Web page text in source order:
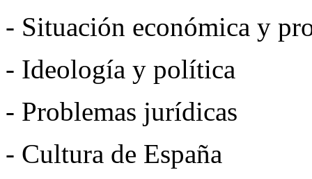
- Situación económica y
- Ideología y política
- Problemas jurídicas
- Cultura de España